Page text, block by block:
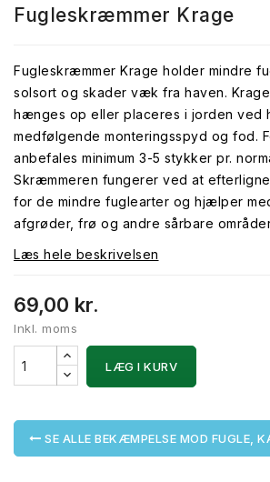
Fugleskræmmer Krage
Fugleskræmmer Krage holder mindre
solsort og skader væk fra haven.
hænges op eller placeres i jorden ved
medfølgende monteringsspyd og fod.
anbefales minimum 3-5 stykker pr.
Skræmmeren fungerer ved at
for de mindre fuglearter og hjælper
afgrøder, frø og andre sårbare
Læs hele beskrivelsen
69,00 kr.
Inkl. moms
LÆG I KURV
SE ALLE BEKÆMPELSE MOD FUGLE,